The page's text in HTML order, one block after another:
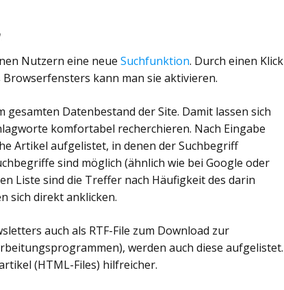
Nutzern eine neueSuchfunktion. Durch einen Klick
Browserfensters kann man sie aktivieren.
Datenbestand der Site. Damit lassen sich
komfortabel recherchieren. Nach Eingabe
Artikel aufgelistet, in denen der Suchbegriff
sind möglich (ähnlich wie bei Google oder
Liste sind die Treffer nach Häufigkeit des darin
sich direkt anklicken.
auch als RTF-File zum Download zur
werden auch diese aufgelistet.
(HTML-Files) hilfreicher.